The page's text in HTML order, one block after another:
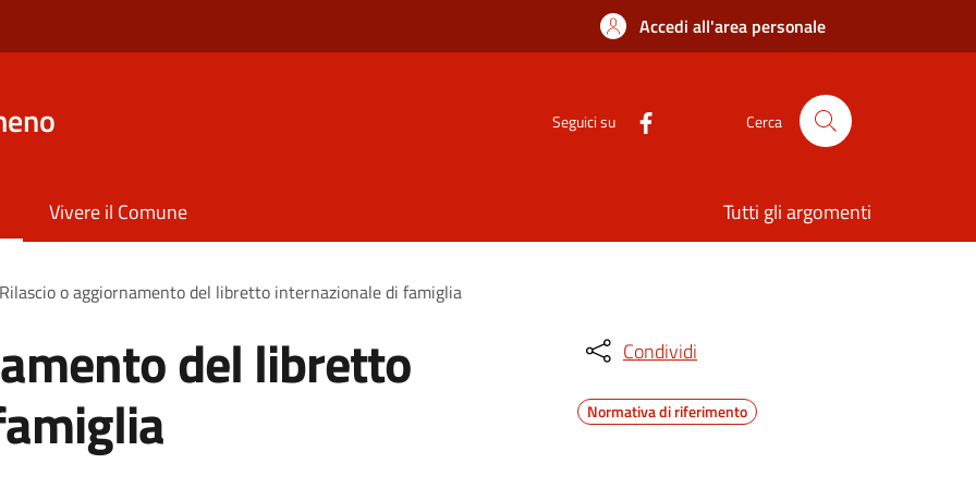
Accedi all'area personale
Seguici su Cerca
Vivere il Comune Tutti gli argomenti
Rilascio o aggiornamento del libretto internazionale di famiglia
del libretto Condividi
Normativa di riferimento